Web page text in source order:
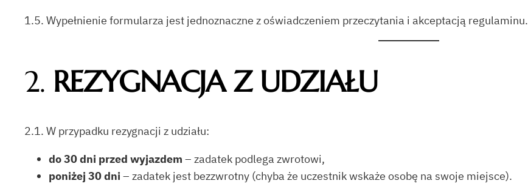
1.5. Wypełnienie formularza jest jednoznaczne z oświadczeniem przeczytania i akceptacją regulaminu.
2. REZYGNACJA Z UDZIAŁU
2.1. W przypadku rezygnacji z udziału:
do 30 dni przed wyjazdem – zadatek podlega zwrotowi,
poniżej 30 dni – zadatek jest bezzwrotny (chyba że uczestnik wskaże osobę na swoje miejsce).